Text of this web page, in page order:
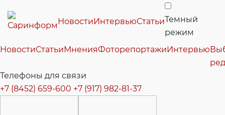
НовостиИнтервьюСтатьиТемный
режим
НовостиСтатьиМненияФоторепортажиИнтервью
Телефоны для связи
+7 (8452) 659-600 +7 (917) 982-81-37